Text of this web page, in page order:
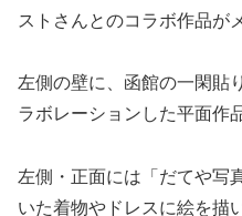
ストさんとのコラボ作品が
左側の壁に、函館の一閑貼
ラボレーションした平面作
左側・正面には「だてや写
いた着物やドレスに絵を描